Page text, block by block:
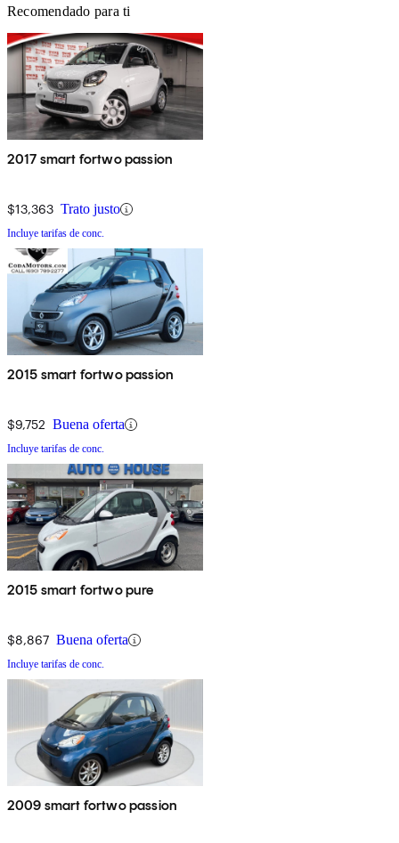
Recomendado para ti
2017 smart fortwo passion
$13,363 Trato justo
Incluye tarifas de conc.
2015 smart fortwo passion
$9,752 Buena oferta
Incluye tarifas de conc.
2015 smart fortwo pure
$8,867 Buena oferta
Incluye tarifas de conc.
2009 smart fortwo passion